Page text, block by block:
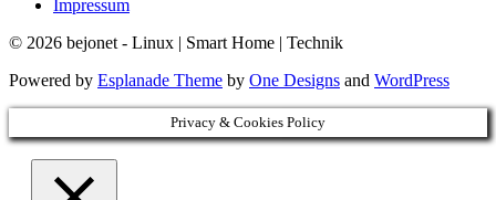
Impressum
© 2026 bejonet - Linux | Smart Home | Technik
Powered by Esplanade Theme by One Designs and WordPress
Privacy & Cookies Policy